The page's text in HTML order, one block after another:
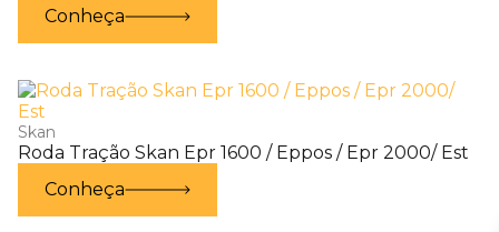
Conheça
Skan
Roda Tração Skan Epr 1600 / Eppos / Epr 2000/ Est
Conheça